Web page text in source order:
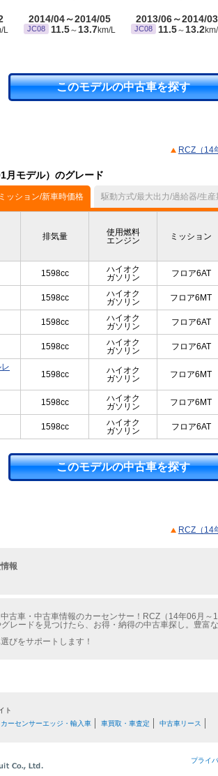
L
2014/04～2014/05
JC08 11.5～ 13.7km/L
2013/06～2014/03
JC08 11.5～ 13.2
このモデルの中古車を探す
RCZ（14
月モデル）のグレード
ッション/新車時価格 駆動方式/最大出力/過給器/生
排気量
使用燃料
エンジン
ミッション
1598cc
ハイオク
ガソリン
フロア6AT
1598cc
ハイオク
ガソリン
フロア6MT
1598cc
ハイオク
ガソリン
フロア6AT
1598cc
ハイオク
ガソリン
フロア6AT
1598cc
ハイオク
ガソリン
フロア6MT
1598cc
ハイオク
ガソリン
フロア6MT
1598cc
ハイオク
ガソリン
フロア6AT
このモデルの中古車を探す
RCZ（14
報
古車・中古車情報のカーセンサー！RCZ（14年06月～
レードを見つけたら、お得・納得の中古車探し。豊
びをサポートします！
ト
カーセンサーエッジ・輸入車 車買取・車査定 中古車リース
プライ